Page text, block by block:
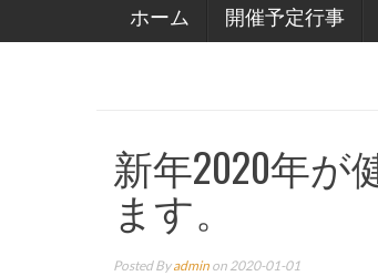
ホーム 開催予定行事
新年2020年が
ます。
Posted Byadmin on 2020-01-01